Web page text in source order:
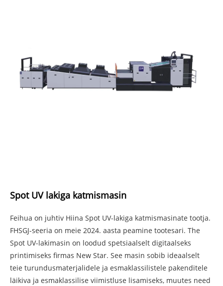
Spot UV lakiga katmismasin
Feihua on juhtiv Hiina Spot UV-lakiga katmismasinate tootja.
FHSGJ-seeria on meie 2024. aasta peamine tootesari. The
Spot UV-lakimasin on loodud spetsiaalselt digitaalseks
printimiseks firmas New Star. See masin sobib ideaalselt
teie turundusmaterjalidele ja esmaklassilistele pakenditele
läikiva ja esmaklassilise viimistluse lisamiseks, muutes need